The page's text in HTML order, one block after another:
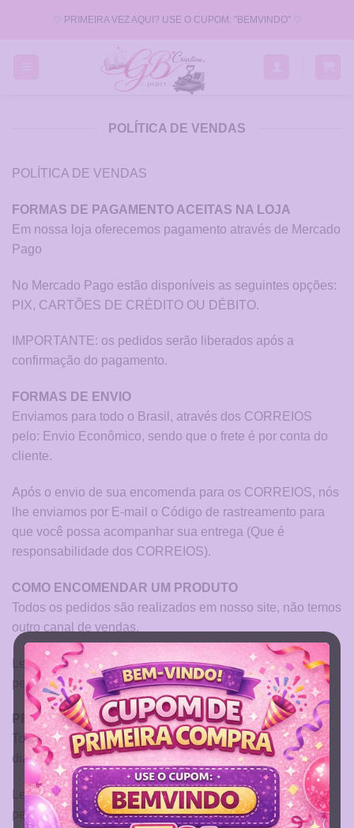
♡ PRIMEIRA VEZ AQUI? USE O CUPOM: "BEMVINDO" ♡
POLÍTICA DE VENDAS
POLÍTICA DE VENDAS
FORMAS DE PAGAMENTO ACEITAS NA LOJA
Em nossa loja oferecemos pagamento através de Mercado
Pago
No Mercado Pago estão disponíveis as seguintes opções:
PIX, CARTÕES DE CRÉDITO OU DÉBITO.
IMPORTANTE: os pedidos serão liberados após a
confirmação do pagamento.
FORMAS DE ENVIO
Enviamos para todo o Brasil, através dos CORREIOS
pelo: Envio Econômico, sendo que o frete é por conta do
cliente.
Após o envio de sua encomenda para os CORREIOS, nós
lhe enviamos por E-mail o Código de rastreamento para
que você possa acompanhar sua entrega (Que é
responsabilidade dos CORREIOS).
COMO ENCOMENDAR UM PRODUTO
Todos os pedidos são realizados em nosso site, não temos
outro canal de vendas.
Lembrando que todos os produto é artesanal e
personalizado.
PRAZO DE CONFECÇÃO DOS PRODUTOS
Todos os produtos possuem o prazo de produção de 05
dias úteis.
Lembrando que todos os produto é artesanal e
personalizado.